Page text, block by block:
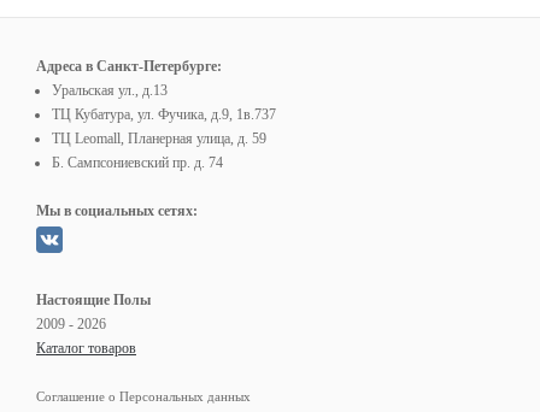
Адреса в Санкт-Петербурге:
Уральская ул., д.13
ТЦ Кубатура, ул. Фучика, д.9, 1в.737
ТЦ Leomall, Планерная улица, д. 59
Б. Сампсониевский пр. д. 74
Мы в социальных сетях:
Настоящие Полы
2009 - 2026
Каталог товаров
Соглашение о Персональных данных